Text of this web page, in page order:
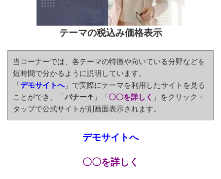
テーマの税込み価格表示
当コーナーでは、各テーマの特徴や向いている分野などを
短時間で分かるように説明しています。
「デモサイトへ」で実際にテーマを利用したサイトを見る
ことができ、「バナー↑ 」「〇〇を詳しく 」をクリック・
タップで公式サイトが別画面表示されます。
デモサイトへ
〇〇を詳しく